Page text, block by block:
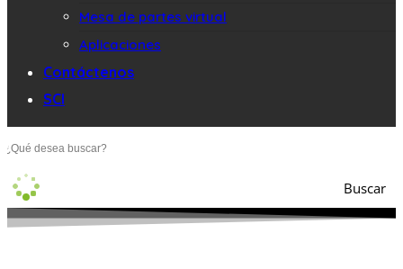
Mesa de partes virtual
Aplicaciones
Contáctenos
SCI
Buscar